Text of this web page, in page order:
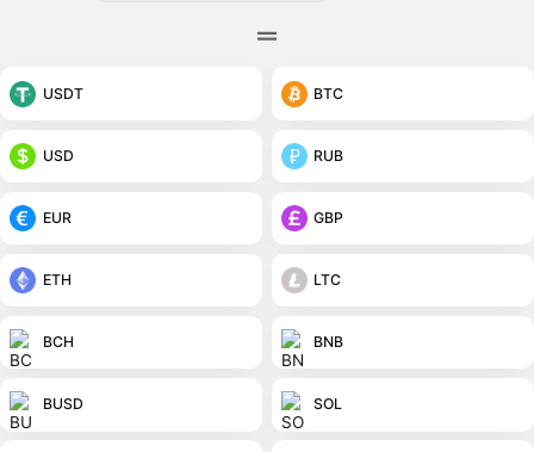
USDT BTC
USD RUB
EUR GBP
ETH LTC
BCH BNB
BUSD SOL